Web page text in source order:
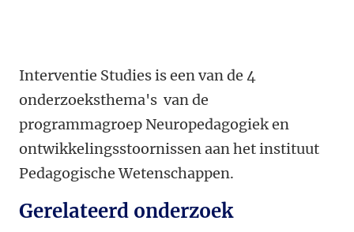
Interventie Studies is een van de 4
onderzoeksthema's van de
programmagroep Neuropedagogiek en
ontwikkelingsstoornissen aan het instituut
Pedagogische Wetenschappen.
Gerelateerd onderzoek